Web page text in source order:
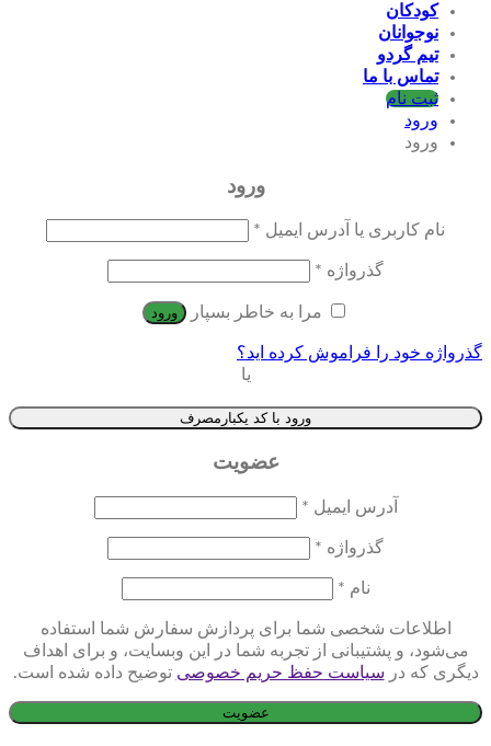
کودکان
نوجوانان
تیم گردو
تماس با ما
ثبت نام
ورود
ورود
ورود
نام کاربری یا آدرس ایمیل *
گذرواژه *
مرا به خاطر بسپار ورود
گذرواژه خود را فراموش کرده اید؟
یا
ورود با کد یکبارمصرف
عضویت
آدرس ایمیل *
گذرواژه *
نام *
اطلاعات شخصی شما برای پردازش سفارش شما استفاده
می‌شود، و پشتیبانی از تجربه شما در این وبسایت، و برای اهداف
دیگری که در سیاست حفظ حریم خصوصی توضیح داده شده است.
عضویت